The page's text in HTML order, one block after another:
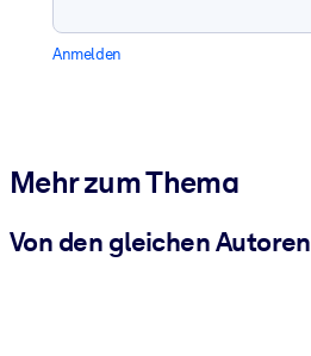
Anmelden
Mehr zum Thema
Von den gleichen Autoren